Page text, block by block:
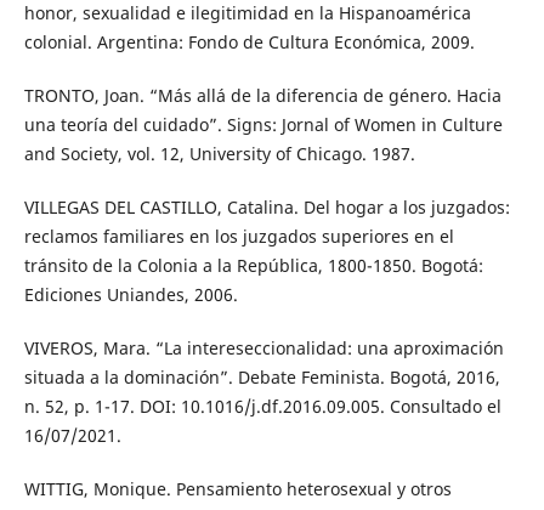
honor, sexualidad e ilegitimidad en la Hispanoamérica
colonial. Argentina: Fondo de Cultura Económica, 2009.
TRONTO, Joan. “Más allá de la diferencia de género. Hacia
una teoría del cuidado”. Signs: Jornal of Women in Culture
and Society, vol. 12, University of Chicago. 1987.
VILLEGAS DEL CASTILLO, Catalina. Del hogar a los juzgados:
reclamos familiares en los juzgados superiores en el
tránsito de la Colonia a la República, 1800-1850. Bogotá:
Ediciones Uniandes, 2006.
VIVEROS, Mara. “La intereseccionalidad: una aproximación
situada a la dominación”. Debate Feminista. Bogotá, 2016,
n. 52, p. 1-17. DOI: 10.1016/j.df.2016.09.005. Consultado el
16/07/2021.
WITTIG, Monique. Pensamiento heterosexual y otros